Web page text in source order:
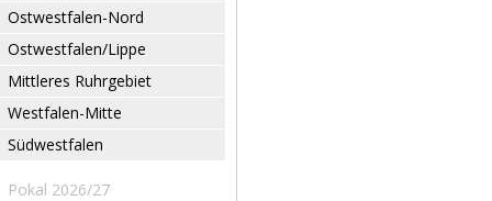
Ostwestfalen-Nord
Ostwestfalen/Lippe
Mittleres Ruhrgebiet
Westfalen-Mitte
Südwestfalen
Pokal 2026/27